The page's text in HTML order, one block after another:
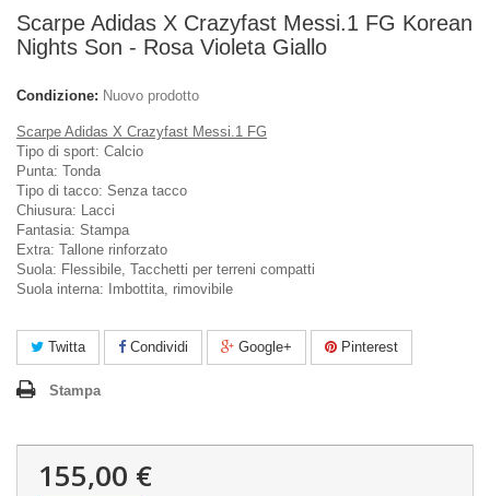
Scarpe Adidas X Crazyfast Messi.1 FG Korean
Nights Son - Rosa Violeta Giallo
Condizione: Nuovo prodotto
Scarpe Adidas X Crazyfast Messi.1 FG
Tipo di sport: Calcio
Punta: Tonda
Tipo di tacco: Senza tacco
Chiusura: Lacci
Fantasia: Stampa
Extra: Tallone rinforzato
Suola: Flessibile, Tacchetti per terreni compatti
Suola interna: Imbottita, rimovibile
Twitta Condividi Google+ Pinterest
Stampa
155,00 €